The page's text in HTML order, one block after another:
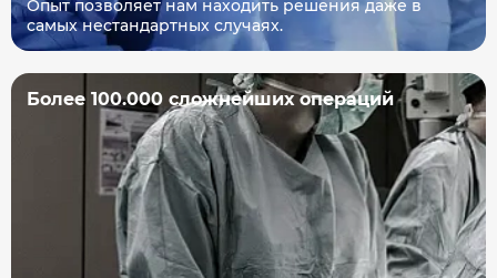
Опыт позволяет нам находить решения даже в
самых нестандартных случаях.
Более 100.000 сложнейших операций